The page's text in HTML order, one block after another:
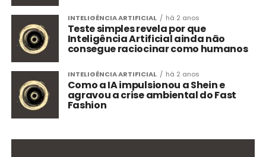
INTELIGÊNCIA ARTIFICIAL há 2 anos
Teste simples revela por que
Inteligência Artificial ainda não
consegue raciocinar como humanos
INTELIGÊNCIA ARTIFICIAL há 2 anos
Como a IA impulsionou a Shein e
agravou a crise ambiental do Fast
Fashion